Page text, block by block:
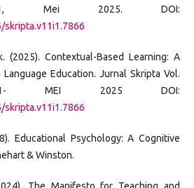
Mei 2025. DOI:
(2025). Contextual-Based Learning: A
Education. Jurnal Skripta Vol.
MEI 2025 DOI:
Educational Psychology: A Cognitive
& Winston.